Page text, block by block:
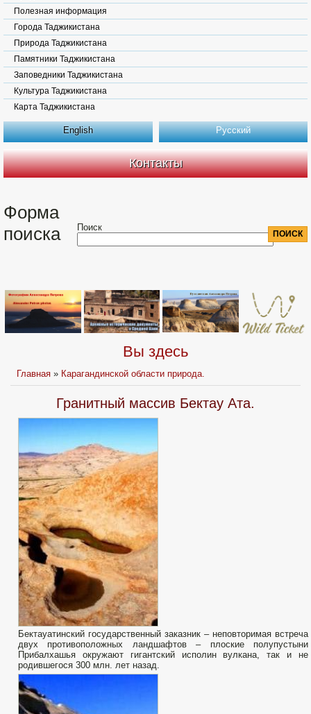
Полезная информация
Города Таджикистана
Природа Таджикистана
Памятники Таджикистана
Заповедники Таджикистана
Культура Таджикистана
Карта Таджикистана
English Русский
Контакты
Форма
поиска
Поиск
Вы здесь
Главная » Карагандинской области природа.
Гранитный массив Бектау Ата.
Бектауатинский государственный заказник – неповторимая встреча
двух противоположных ландшафтов – плоские полупустыни
Прибалхашья окружают гигантский исполин вулкана, так и не
родившегося 300 млн. лет назад.